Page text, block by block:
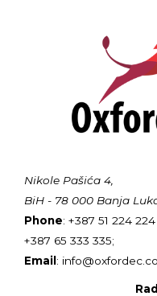
Nikole Pašića 4,
BiH - 78 000 Banja
Phone: +387 51 224 224
+387 65 333 335;
Email: